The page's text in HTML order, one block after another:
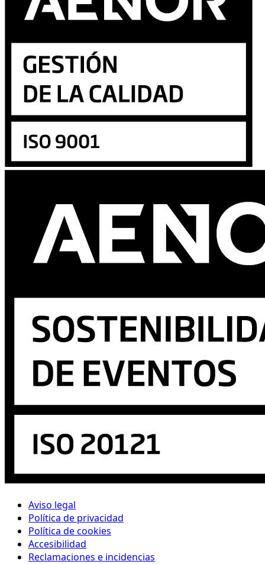
Aviso legal
Política de privacidad
Política de cookies
Accesibilidad
Reclamaciones e incidencias